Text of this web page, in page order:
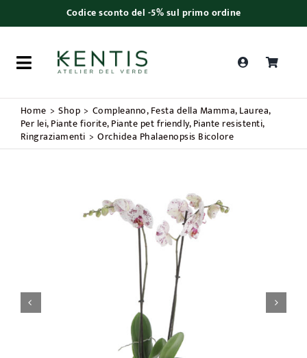
Codice sconto del -5% sul primo ordine
Toggle
Navigation
Ricerca
prodotti
Piante da esterno
Bouquet
Home Shop Compleanno Festa della Mamma Laurea
Per lei Piante fiorite Piante pet friendly Piante resistenti
Ringraziamenti
Orchidea Phalaenopsis Bicolore
 